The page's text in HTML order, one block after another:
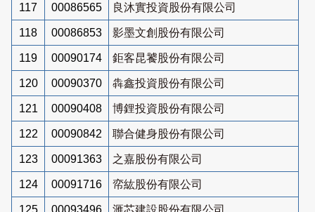
117 00086565 良沐實投資股份有限公司
118 00086853 影墨文創股份有限公司
119 00090174 鉅客昆饕股份有限公司
120 00090370 犇鑫投資股份有限公司
121 00090408 博鋰投資股份有限公司
122 00090842 聯合健身股份有限公司
123 00091363 之嘉股份有限公司
124 00091716 帟紘股份有限公司
125 00093496 滙芯建設股份有限公司